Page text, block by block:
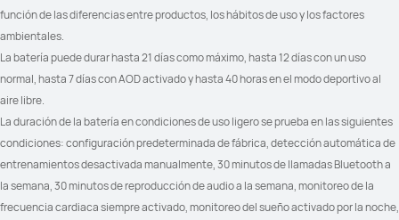
Trail Run (tendencia de altitud)
Trail Run (distancia estimada hasta
el punto de control)
_
función de las diferencias entre productos, los hábitos de uso y los factores
ambientales.
La batería puede durar hasta 21 días como máximo, hasta 12 días con un uso
normal, hasta 7 días con AOD activado y hasta 40 horas en el modo deportivo al
aire libre.
La duración de la batería en condiciones de uso ligero se prueba en las siguientes
condiciones: configuración predeterminada de fábrica, detección automática de
entrenamientos desactivada manualmente, 30 minutos de llamadas Bluetooth a
la semana, 30 minutos de reproducción de audio a la semana, monitoreo de la
frecuencia cardiaca siempre activado, monitoreo del sueño activado por la noche,